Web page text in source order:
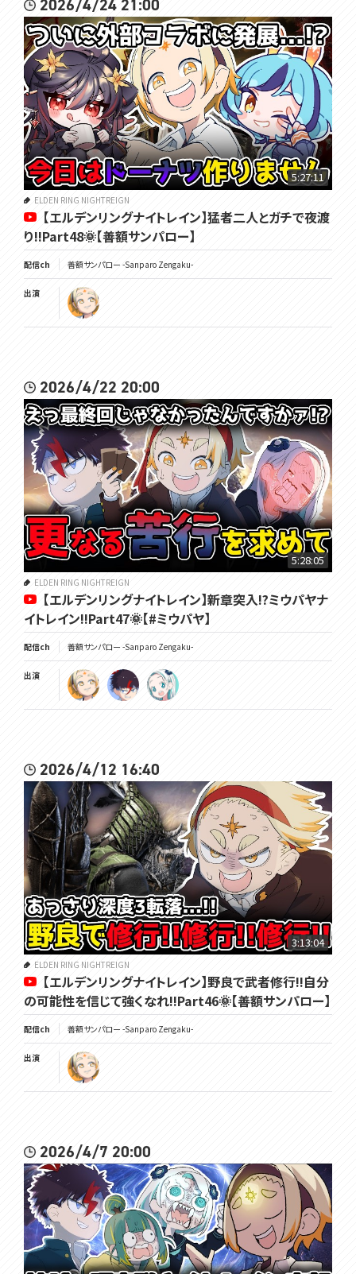
2026/4/24 21:00
5:27:11
ELDEN RING NIGHTREIGN
【エルデンリングナイトレイン】猛者二人とガチで夜渡
り!!Part48🌞【善額サンパロー】
配信ch 善額サンパロー -Sanparo Zengaku-
出演
2026/4/22 20:00
5:28:05
ELDEN RING NIGHTREIGN
【エルデンリングナイトレイン】新章突入!?ミウパヤナ
イトレイン!!Part47🌞【#ミウパヤ】
配信ch 善額サンパロー -Sanparo Zengaku-
出演
2026/4/12 16:40
3:13:04
ELDEN RING NIGHTREIGN
【エルデンリングナイトレイン】野良で武者修行!!自分
の可能性を信じて強くなれ!!Part46🌞【善額サンパロー】
配信ch 善額サンパロー -Sanparo Zengaku-
出演
2026/4/7 20:00